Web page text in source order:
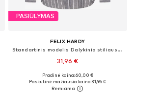
PASIŪLYMAS
FELIX HARDY
Standartinis modelis Dalykinio stiliaus marškiniai
31,96 €
Galimi dydžiai: 37-38, 39-40, 41-42
Į krepšelį
Pradinė kaina: 60,00 €
Paskutinė mažiausia kaina:31,96 €